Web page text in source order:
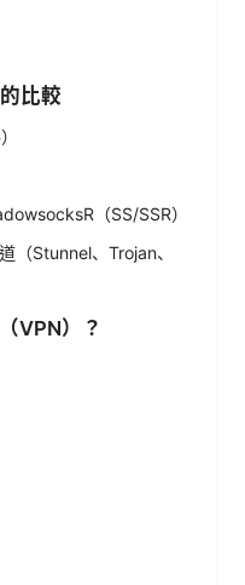
比較
（SS/SSR）
（Stunnel、Trojan、
VPN）？